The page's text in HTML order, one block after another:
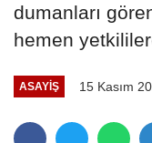
dumanları
hemen
ASAYIŞ 15 Kasım